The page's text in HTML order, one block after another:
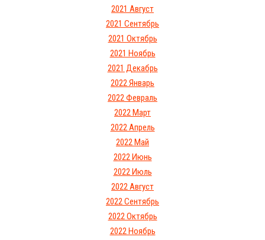
2021 Август
2021 Сентябрь
2021 Октябрь
2021 Ноябрь
2021 Декабрь
2022 Январь
2022 Февраль
2022 Март
2022 Апрель
2022 Май
2022 Июнь
2022 Июль
2022 Август
2022 Сентябрь
2022 Октябрь
2022 Ноябрь